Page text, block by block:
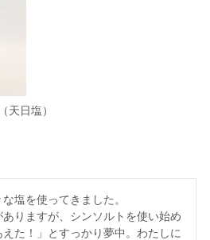
天日塩）
塩を使ってきました。
りますが、シンソルトを使い始め
た！」とすっかり夢中。わたしに